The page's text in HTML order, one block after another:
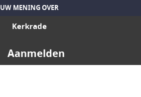
UW MENING OVER
Kerkrade
Aanmelden